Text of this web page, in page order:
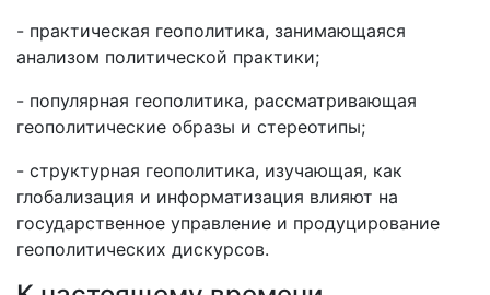
- практическая геополитика, занимающаяся
анализом политической практики;
- популярная геополитика, рассматривающая
геополитические образы и стереотипы;
- структурная геополитика, изучающая, как
глобализация и информатизация влияют на
государственное управление и продуцирование
геополитических дискурсов.